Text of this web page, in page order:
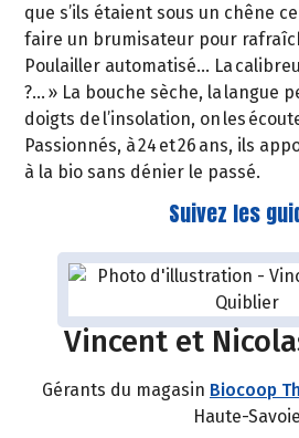
que s’ils étaient sous un chêne
faire un brumisateur pour
Poulailler automatisé… La
?… » La bouche sèche, la langue
doigts de l’insolation, on les
Passionnés, à 24 et 26 ans, ils
à la bio sans dénier le passé.
Suivez les
Vincent et
Gérants du magasin Biocoop
Haute-Savoie